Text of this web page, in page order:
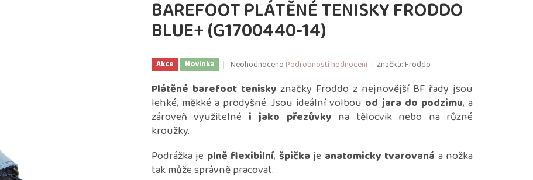
BAREFOOT PLÁTĚNÉ TENISKY FRODDO
BLUE+ (G1700440-14)
Akce Novinka
Průměrné
produktu
0,0
z
NeohodnocenoPodrobnosti hodnocení Značka:Froddo
Plátěné barefoot tenisky značky Froddo z nejnovější BF řady jsou
lehké, měkké a prodyšné. Jsou ideální volbou od jara do podzimu, a
zároveň využitelné i jako přezůvky na tělocvik nebo na různé
kroužky.
Podrážka je plně flexibilní, špička je anatomicky tvarovaná a nožka
tak může správně pracovat.